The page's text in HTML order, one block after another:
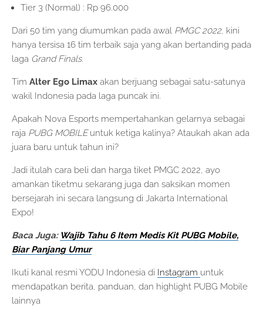
Tier 3 (Normal) : Rp 96.000
Dari 50 tim yang diumumkan pada awal PMGC 2022, kini
hanya tersisa 16 tim terbaik saja yang akan bertanding pada
laga Grand Finals.
Tim Alter Ego Limax akan berjuang sebagai satu-satunya
wakil Indonesia pada laga puncak ini.
Apakah Nova Esports mempertahankan gelarnya sebagai
raja PUBG MOBILEuntuk ketiga kalinya? Ataukah akan ada
juara baru untuk tahun ini?
Jadi itulah cara beli dan harga tiket PMGC 2022, ayo
amankan tiketmu sekarang juga dan saksikan momen
bersejarah ini secara langsung di Jakarta International
Expo!
Baca Juga: Wajib Tahu 6 Item Medis Kit PUBG Mobile,
Biar Panjang Umur
Ikuti kanal resmi YODU Indonesia di Instagram untuk
mendapatkan berita, panduan, dan highlight PUBG Mobile
lainnya